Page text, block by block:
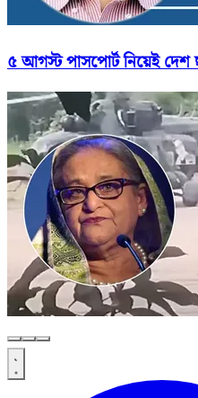
৫ আগস্ট পাসপোর্ট নিয়েই দেশ